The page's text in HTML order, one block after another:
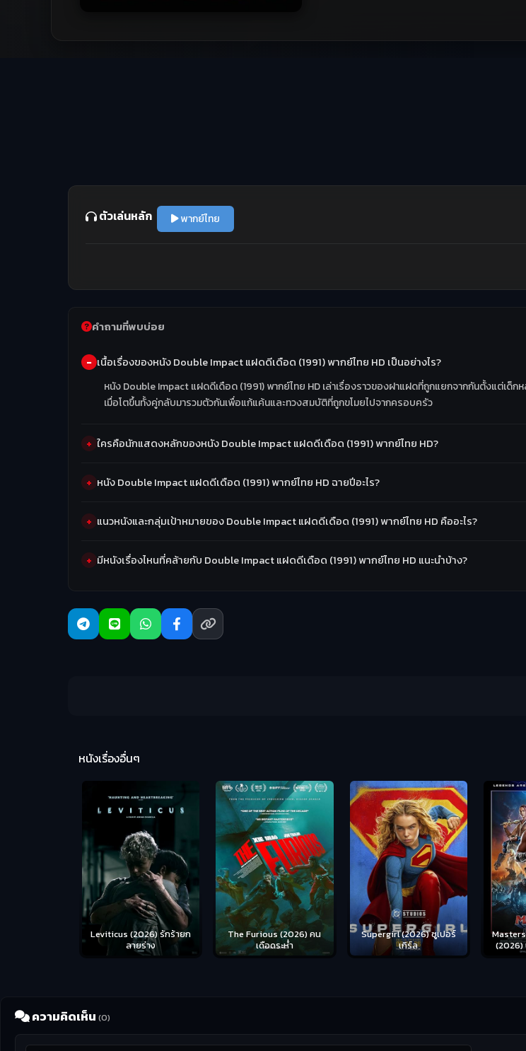
ตัวเล่นหลัก พากย์ไทย
คำถามที่พบบ่อย
เนื้อเรื่องของหนัง Double Impact แฝดดีเดือด (1991) พากย์ไทย HD เป็นอย่างไร?
หนัง Double Impact แฝดดีเดือด (1991) พากย์ไทย HD เล่าเรื่องราวของฝาแฝดที่ถูกแยกจากกันตั้งแต่เ
เมื่อโตขึ้นทั้งคู่กลับมารวมตัวกันเพื่อแก้แค้นและทวงสมบัติที่ถูกขโมยไปจากครอบครัว
ใครคือนักแสดงหลักของหนัง Double Impact แฝดดีเดือด (1991) พากย์ไทย HD?
หนัง Double Impact แฝดดีเดือด (1991) พากย์ไทย HD ฉายปีอะไร?
แนวหนังและกลุ่มเป้าหมายของ Double Impact แฝดดีเดือด (1991) พากย์ไทย HD คืออะไร?
มีหนังเรื่องไหนที่คล้ายกับ Double Impact แฝดดีเดือด (1991) พากย์ไทย HD แนะนำบ้าง?
หนังเรื่องอื่นๆ
Leviticus (2026) รักร้ายก
ลายร่าง
The Furious (2026) คน
เดือดระห่ำ
Supergirl (2026) ซูเปอร์
เกิร์ล
(2026)
ความคิดเห็น (0)